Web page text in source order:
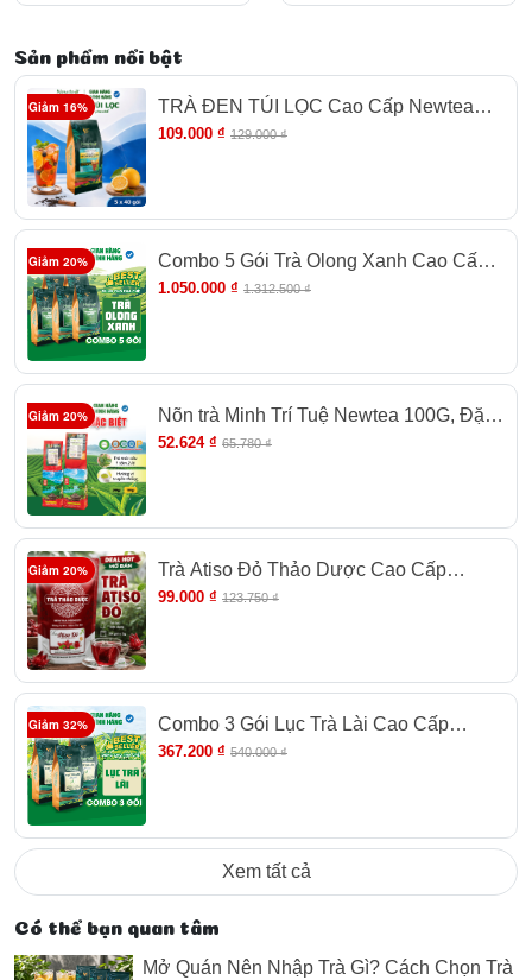
Pha Trà Chanh, Trà Tắc
Pha Trà Chanh, Trà Tắc
Sản phẩm nổi bật
Giảm 16%
TRÀ ĐEN TÚI LỌC Cao Cấp Newtea
200g (40 Túi)
109.000 ₫ 129.000 ₫
Giảm 20%
Combo 5 Gói Trà Olong Xanh Cao Cấp
Newtea 2500g - Pha Olong Long Nhãn,
1.050.000 ₫ 1.312.500 ₫
Giảm 20%
Nõn trà Minh Trí Tuệ Newtea 100G, Đặc
sản Trà xanh Thái Nguyên, Trà Móc câu
52.624 ₫ 65.780 ₫
Giảm 20%
Trà Atiso Đỏ Thảo Dược Cao Cấp
Newtea, Trà Túi Lọc Tiện Dụng, Gói 30
99.000 ₫ 123.750 ₫
Giảm 32%
Combo 3 Gói Lục Trà Lài Cao Cấp
Newtea 1500gr - Pha Trà Chanh, Lục Trà
367.200 ₫ 540.000 ₫
Xem tất cả
Có thể bạn quan tâm
Mở Quán Nên Nhập Trà Gì? Cách Chọn Trà